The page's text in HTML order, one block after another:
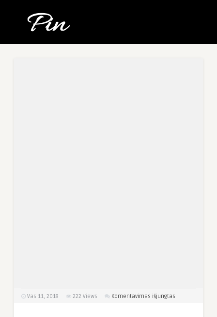
Vas 11, 2018 222 Views Komentavimas išjungtas